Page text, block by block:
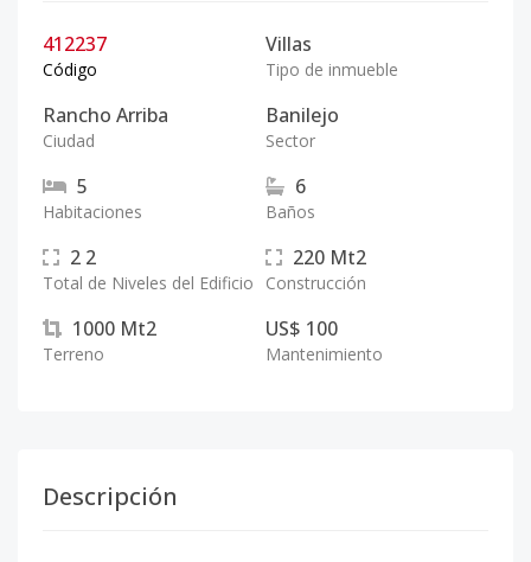
412237
Código
Villas
Tipo de inmueble
Rancho Arriba
Ciudad
Banilejo
Sector
5
Habitaciones
6
Baños
2 2
Total de Niveles del Edificio
220 Mt2
Construcción
1000 Mt2
Terreno
US$ 100
Mantenimiento
Descripción